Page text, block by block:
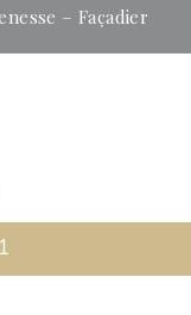
– Façadier